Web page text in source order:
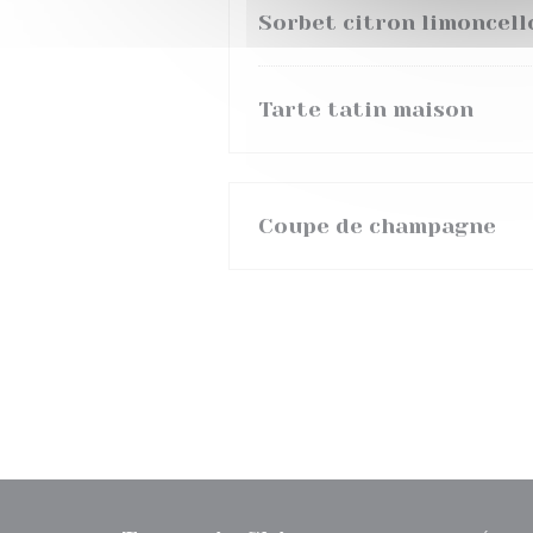
Sorbet citron
Tarte tatin maison
Coupe de champagne